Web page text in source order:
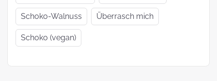
Schoko-Walnuss Überrasch mich
Schoko (vegan)